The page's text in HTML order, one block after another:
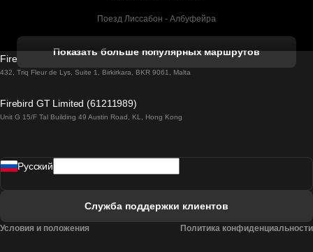
Поезд Лиссабон - Албуфейра
Поезд Лиссабон - Лагос
Поезд Лиссабон - Мадрид
Показать больше популярных маршрутов
Firebird GT Limited (OC 1451)
432, Triq Fleur de Lys, Suite 1, Birkirkara, BKR 9061, Malta
Firebird GT Limited (61211989)
Unit G 15/F Tal Building 49 Austin Road, KL, Hong Kong
Pусский
Служба поддержки клиентов
Условия и положения Политика конфиденциальности